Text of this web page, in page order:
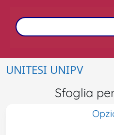
UNITESI UNIPV
Sfoglia